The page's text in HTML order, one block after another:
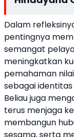
Dalam
pentingnya
semangat
meningkatkan
pemahaman
sebagai identitas
Beliau juga
terus menjaga
membangun